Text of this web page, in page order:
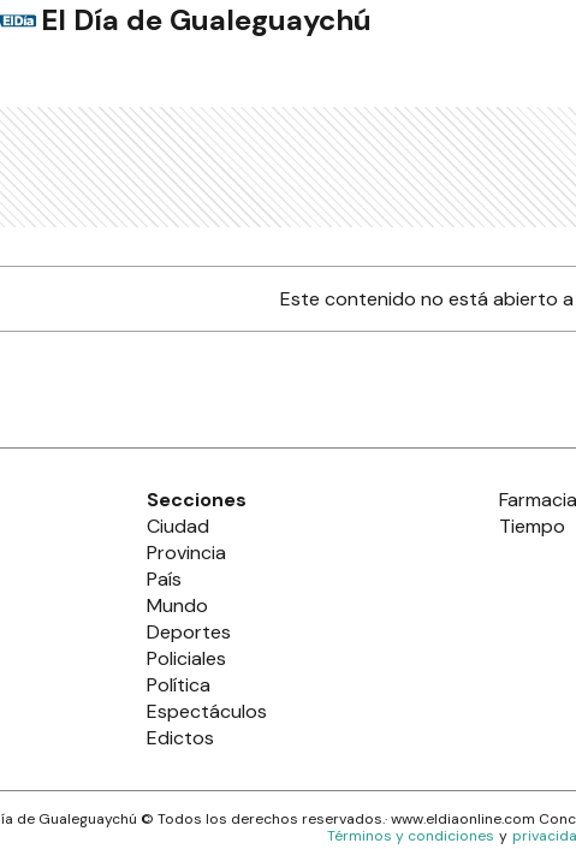
El Día de Gualeguaychú
Este contenido no está abierto
Secciones
Ciudad
Provincia
País
Mundo
Deportes
Policiales
Política
Espectáculos
Edictos
Tiempo
de Gualeguaychú © Todos los derechos reservados.· www.eldiaonline.com
Términos y condiciones y